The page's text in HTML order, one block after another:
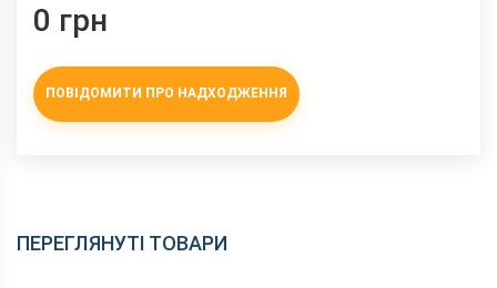
0 грн
ПОВІДОМИТИ ПРО НАДХОДЖЕННЯ
ПЕРЕГЛЯНУТІ ТОВАРИ